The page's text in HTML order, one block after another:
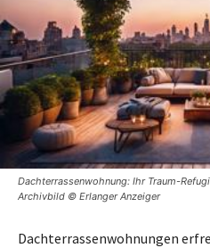
Dachterrassenwohnung: Ihr Traum-
Archivbild © Erlanger Anzeiger
Dachterrassenwohnungen